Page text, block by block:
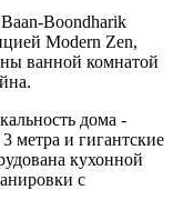
Boondharik
Modern Zen,
ванной комнатой
дома -
метра и гигантские
кухонной
с